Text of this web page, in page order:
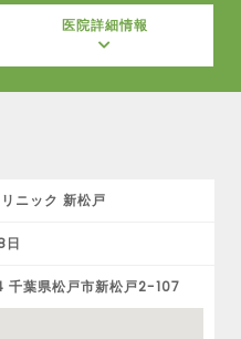
医院詳細情報
ニック 新松戸
日
葉県松戸市新松戸2-107